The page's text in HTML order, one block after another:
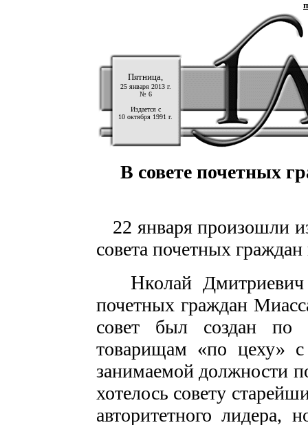
Пятница,
25 января 2013 г.
№ 6
Издается с
10 октября 1991 г.
В совете почетных
22 января произошли
совета почетных граждан
Нколай
почетных граждан
совет был создан по
товарищам «по цеху»
занимаемой должности
хотелось совету
авторитетного лидера,